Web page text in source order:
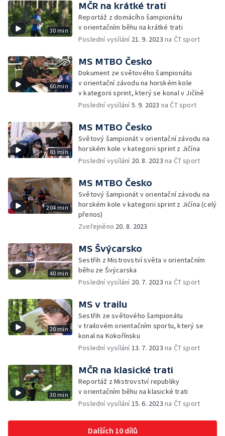
30 min
MČR na krátké trati
Reportáž z domácího šampionátu
v orientačním běhu na krátké trati
Poslední vysílání 21. 9. 2023 na ČT sport
60 min
MS MTBO Česko
Dokument ze světového šampionátu
v orientační závodu na horském kole
v kategorii sprint, který se konal v Jičíně
Poslední vysílání5. 9. 2023 na ČT sport
83 min
MS MTBO Česko
Světový šampionát v orientační závodu na
horském kole v kategorii sprint z Jičína
Poslední vysílání 20. 8. 2023 na ČT sport
204 min
MS MTBO Česko
Světový šampionát v orientační závodu na
horském kole v kategorii sprint z Jičína (celý
přenos)
Zveřejněno 20. 8. 2023
40 min
MS Švýcarsko
Sestřih z Mistrovství světa v orientačním
běhu ze Švýcarska
Poslední vysílání 20. 7. 2023 na ČT sport
20 min
MS v trailu
Sestřih ze světového šampionátu
v trailovém orientačním sportu, který se
konal na Kokořínsku
Poslední vysílání13. 7. 2023 na ČT sport
30 min
MČR na klasické trati
Reportáž z Mistrovství republiky
v orientačním běhu na klasické trati
Poslední vysílání15. 6. 2023 na ČT sport
Dalších 10 dílů